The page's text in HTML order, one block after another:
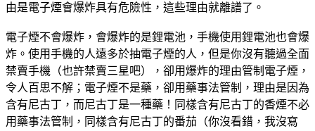
由是電子煙會爆炸具有危險性，這些理由就離譜了。
電子煙不會爆炸，會爆炸的是鋰電池，手機使用鋰電池也會爆
炸。使用手機的人遠多於抽電子煙的人，但是你沒有聽過全面
禁賣手機（也許禁賣三星吧），卻用爆炸的理由管制電子煙，
令人百思不解；電子煙不是藥，卻用藥事法管制，理由是因為
含有尼古丁，而尼古丁是一種藥！同樣含有尼古丁的香煙不必
用藥事法管制，同樣含有尼古丁的番茄（你沒看錯，我沒寫